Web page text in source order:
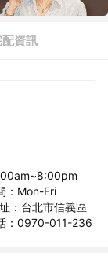
資訊
：Mon-Fri
：台北市信義區
：0970-011-236